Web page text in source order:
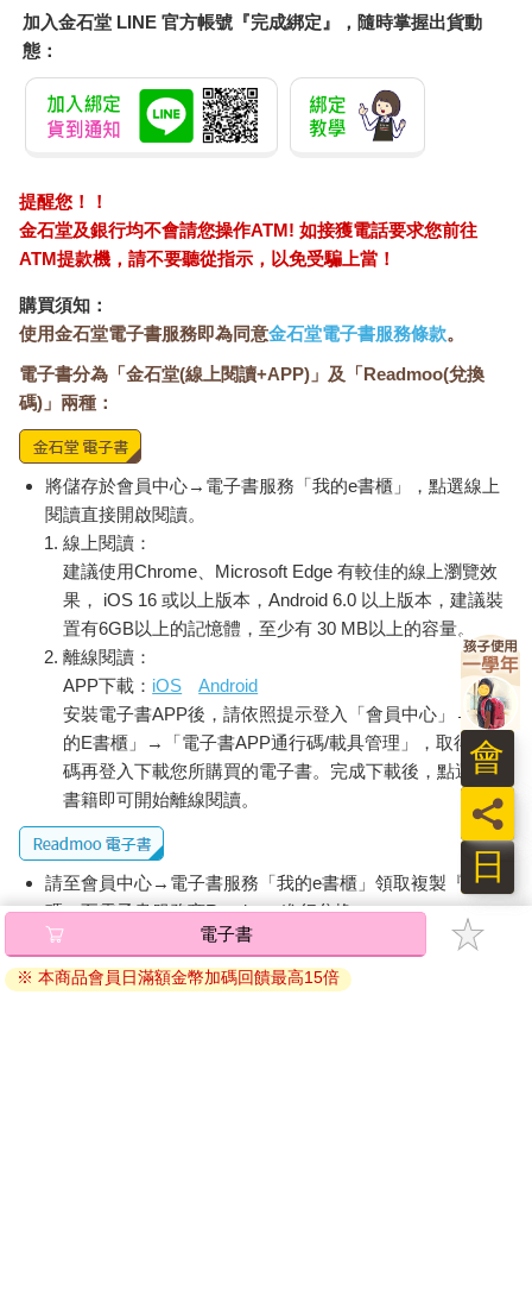
關係勒索的自主發展。無形中，使得「忍耐」的意義與閾值也變
得不同以往。
不過我覺得—打棒球的「起點」不同—是另一項隱形因素。
和過去相比，國內的「升學主義」大概是跨世代不變的共同點。
但當前社區球隊的蓬勃發展、輿論對於體育班設置的批判，以及
手機遊戲等休閒娛樂的選項與便利性增加，皆使得孩子們實現棒
許多傳統校隊為了經營，開始仰賴教練四處招生。面對各種誘因
拉力的現實，球員繼續打球的動機、教練為留下球員的教育方
式，都正面臨改變。
「投入動機」一直是大家在面對問題時的態度依據。動機強的
人，相對願意面對困難、想辦法；動機弱的人，便容易傾向放
棄、逃避。
大的「包容」來指導天賦、特質和動機程度不一的選手。有時候
連實力未達平均競爭水準，也需要為湊滿人數而帶入參賽名單。
當然，站在教育的角度，廣納百川、公平分配出賽的做法，有助
於讓每位隊上球員都充分獲得比賽及學習機會。可在此同時，同
一團隊內的成員性格特徵將比過往更為多元，內部實力差距及參
與熱忱的落差也會更大（不像過去團隊是需要層層汰選）。而這
一點一點的不同，累積下來就足以形成今非昔比的差距。
讓棒球成為生命中不可或缺的一部分
說了這麼多，總歸一句就是：
當球員認為「 打棒球」只是一件剛好在做、剛好會做的事，而不
是生命中不可或缺的一部分，面對挫折的表現，自然就會和「 視
棒球如命」的人截然不同。
所以，我認為身為現代教練，大概都要懂一點心理學。至少要能
理解不同時空背景、社會環境可能養成的球員特徵，就可以減少
出於個人經驗投射所產生的脾氣，也能增加一些知道怎麼協助球
員的方法。
例如，輔導受挫球員的做法，就可以參考一下運動心理學的建
議：
一、 同理球員的心情來源，降低情緒方面的自責與壓力。
二、 假如是技術方面需要提升、修正，可在球員狀態穩定、可以
接他人意見後，再提供技術與經驗的見解，從訓練端給予協助。
三、 透過放大選手嘗試與進步的「過程」，持續提升他們面對問
題的動機、相信自己的自信。
加入金石堂 LINE 官方帳號『完成綁定』，隨時掌握出貨動
態：
提醒您！！
金石堂及銀行均不會請您操作ATM! 如接獲電話要求您前往
ATM提款機，請不要聽從指示，以免受騙上當！
購買須知：
使用金石堂電子書服務即為同意金石堂電子書服務條款。
電子書分為「金石堂(線上閱讀+APP)」及「Readmoo(兌換
碼)」兩種：
將儲存於會員中心→電子書服務「我的e書櫃」，點選線上
閱讀直接開啟閱讀。
線上閱讀：
建議使用Chrome、Microsoft Edge 有較佳的線上瀏覽效
果， iOS 16 或以上版本，Android 6.0 以上版本，建議裝
置有6GB以上的記憶體，至少有 30 MB以上的容量。
離線閱讀：
APP下載： iOS
Android
安裝電子書APP後，請依照提示登入「會員中心」→「我
的E書櫃」→「電子書APP通行碼/載具管理」，取得通行
碼再登入下載您所購買的電子書。完成下載後，點選任一
書籍即可開始離線閱讀。
請至會員中心→電子書服務「我的e書櫃」領取複製『兌換
碼』至電子書服務商Readmoo進行兌換。
退換貨須知：
因版權保護，您在金石堂所購買的電子書僅能以金石堂專屬
日
員
會